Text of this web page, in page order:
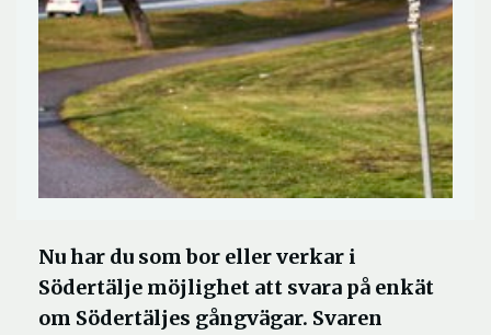
Nu har du som bor eller verkar i
Södertälje möjlighet att svara på enkät
om Södertäljes gångvägar. Svaren